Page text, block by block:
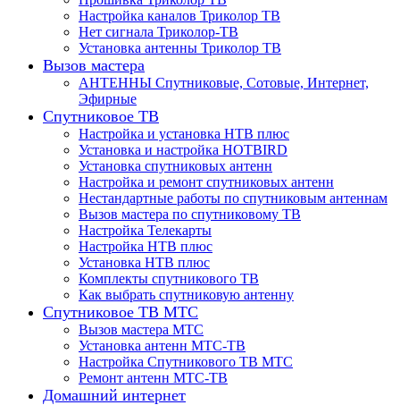
Настройка каналов Триколор ТВ
Нет сигнала Триколор-ТВ
Установка антенны Триколор ТВ
Вызов мастера
АНТЕННЫ Спутниковые, Сотовые, Интернет,
Эфирные
Спутниковое ТВ
Настройка и установка НТВ плюс
Установка и настройка HOTBIRD
Установка спутниковых антенн
Настройка и ремонт спутниковых антенн
Нестандартные работы по спутниковым антеннам
Вызов мастера по спутниковому ТВ
Настройка Телекарты
Настройка НТВ плюс
Установка НТВ плюс
Комплекты спутникового ТВ
Как выбрать спутниковую антенну
Спутниковое ТВ МТС
Вызов мастера МТС
Установка антенн МТС-ТВ
Настройка Спутникового ТВ МТС
Ремонт антенн МТС-ТВ
Домашний интернет